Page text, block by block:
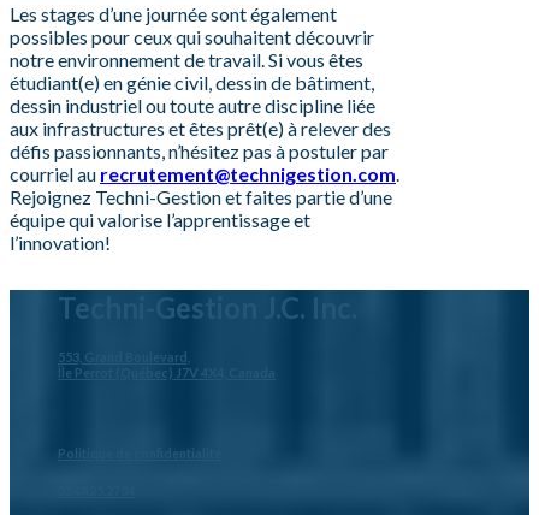
Les stages d’une journée sont également
possibles pour ceux qui souhaitent découvrir
notre environnement de travail. Si vous êtes
étudiant(e) en génie civil, dessin de bâtiment,
dessin industriel ou toute autre discipline liée
aux infrastructures et êtes prêt(e) à relever des
défis passionnants, n’hésitez pas à postuler par
courriel au recrutement@technigestion.com
Rejoignez Techni-Gestion et faites partie d’une
équipe qui valorise l’apprentissage et
l’innovation!
Techni-Gestion J.C. Inc.
553, Grand Boulevard,
Île Perrot (Québec) J7V 4X4, Canada
Politique de confidentialité